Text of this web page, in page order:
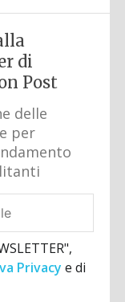
di
Post
delle
per
Privacye di